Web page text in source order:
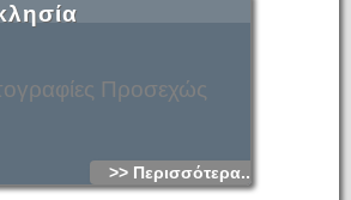
Προσεχώς
>> Περισσότερα...